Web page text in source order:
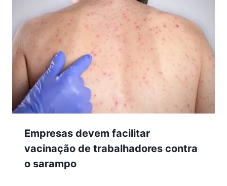
Empresas devem facilitar
vacinação de trabalhadores contra
o sarampo